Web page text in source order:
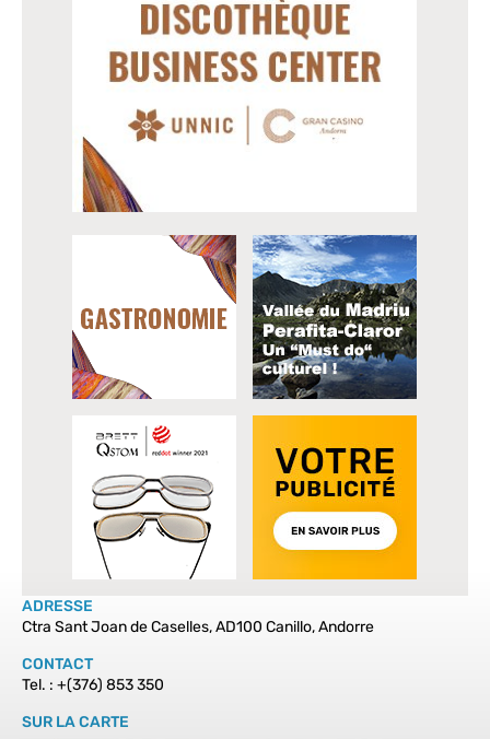
ADRESSE
Ctra Sant Joan de Caselles, AD100 Canillo, Andorre
CONTACT
Tel. : +(376) 853 350
SUR LA CARTE